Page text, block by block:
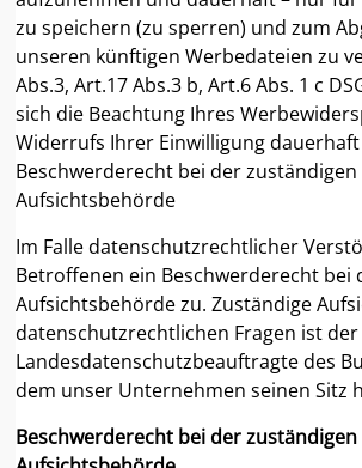
zu speichern (zu sperren) und zum
unseren künftigen Werbedateien zu
Abs.3, Art.17 Abs.3 b, Art.6 Abs. 1 c
sich die Beachtung Ihres
Widerrufs Ihrer Einwilligung
Beschwerderecht bei der zuständigen
Aufsichtsbehörde
Im Falle datenschutzrechtlicher
Betroffenen ein Beschwerderecht bei
Aufsichtsbehörde zu. Zuständige
datenschutzrechtlichen Fragen ist der
Landesdatenschutzbeauftragte des
dem unser Unternehmen seinen Sitz
Beschwerderecht bei der zuständigen